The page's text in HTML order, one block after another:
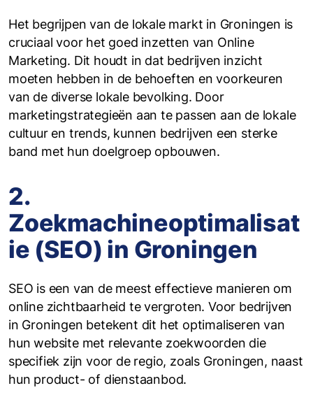
Het begrijpen van de lokale markt in Groningen is
cruciaal voor het goed inzetten van Online
Marketing. Dit houdt in dat bedrijven inzicht
moeten hebben in de behoeften en voorkeuren
van de diverse lokale bevolking. Door
marketingstrategieën aan te passen aan de lokale
cultuur en trends, kunnen bedrijven een sterke
band met hun doelgroep opbouwen.
2.
Zoekmachineoptimalisat
ie (SEO) in Groningen
SEO is een van de meest effectieve manieren om
online zichtbaarheid te vergroten. Voor bedrijven
in Groningen betekent dit het optimaliseren van
hun website met relevante zoekwoorden die
specifiek zijn voor de regio, zoals Groningen, naast
hun product- of dienstaanbod.